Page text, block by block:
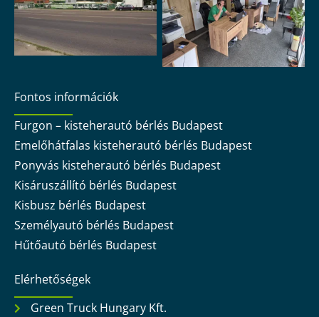
Fontos információk
Furgon – kisteherautó bérlés Budapest
Emelőhátfalas kisteherautó bérlés Budapest
Ponyvás kisteherautó bérlés Budapest
Kisáruszállító bérlés Budapest
Kisbusz bérlés Budapest
Személyautó bérlés Budapest
Hűtőautó bérlés Budapest
Elérhetőségek
Green Truck Hungary Kft.